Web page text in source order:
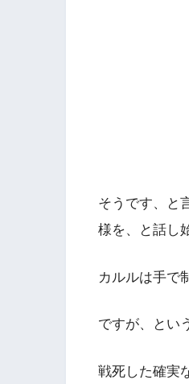
そうです、と
様を、と話し
カルルは手で
ですが、とい
戦死した確実